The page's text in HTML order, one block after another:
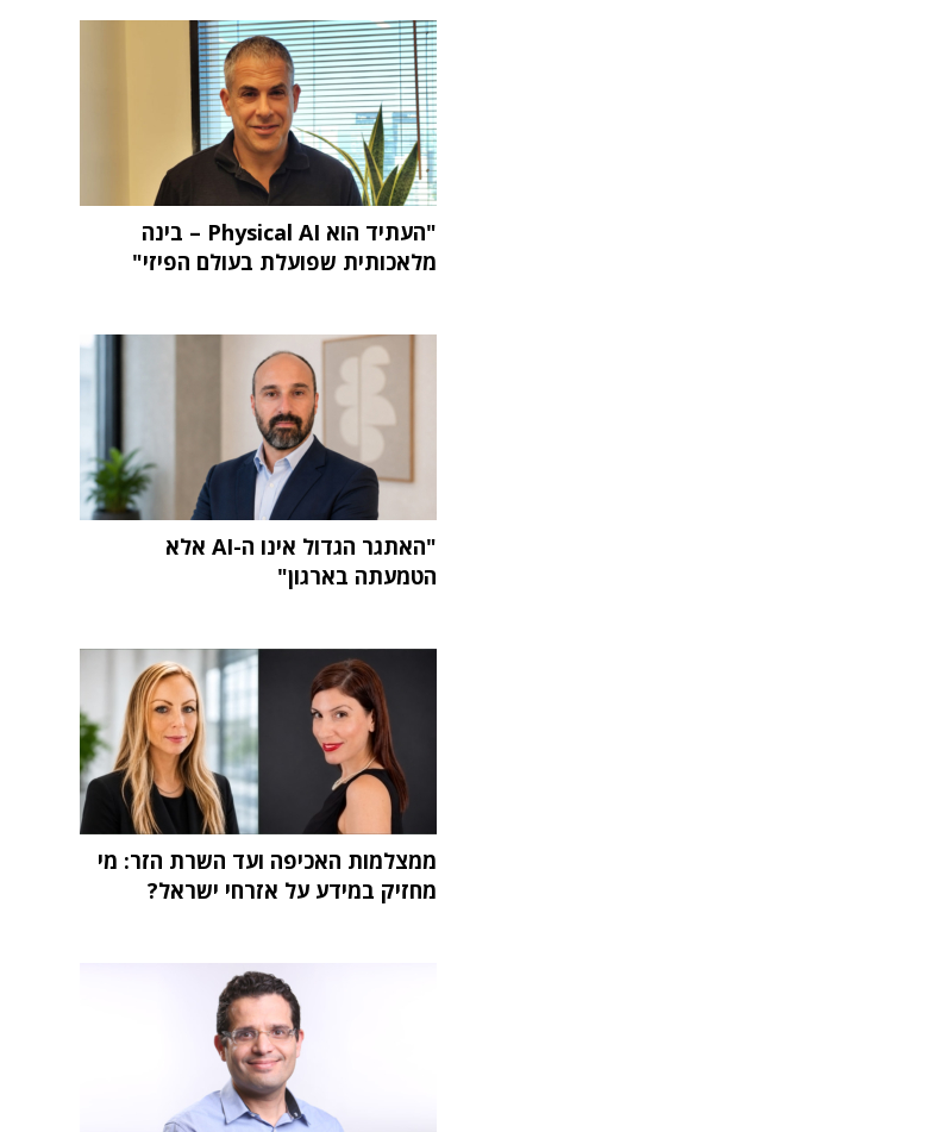
"העתיד הוא Physical AI – בינה
מלאכותית שפועלת בעולם הפיזי"
"האתגר הגדול אינו ה-AI אלא
הטמעתה בארגון"
ממצלמות האכיפה ועד השרת הזר: מי
מחזיק במידע על אזרחי ישראל?